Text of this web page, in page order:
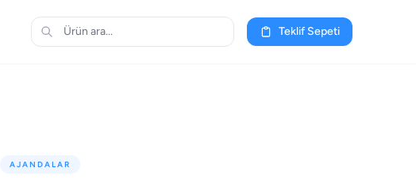
Teklif Sepeti
AJANDALAR